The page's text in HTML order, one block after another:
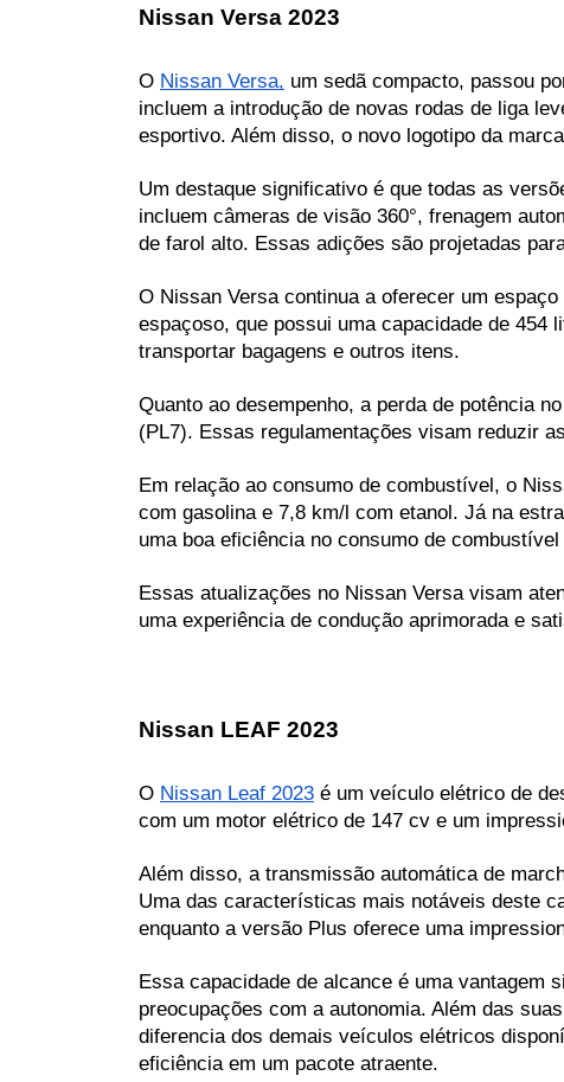
Nissan Versa 2023
O Nissan Versa, um sedã compacto, passou
incluem a introdução de novas rodas de liga
esportivo. Além disso, o novo logotipo da
Um destaque significativo é que todas as
incluem câmeras de visão 360°, frenagem
de farol alto. Essas adições são projetadas
O Nissan Versa continua a oferecer um
espaçoso, que possui uma capacidade de
transportar bagagens e outros itens.
Quanto ao desempenho, a perda de potência
(PL7). Essas regulamentações visam reduzir
Em relação ao consumo de combustível, o
com gasolina e 7,8 km/l com etanol. Já na
uma boa eficiência no consumo de
Essas atualizações no Nissan Versa visam
uma experiência de condução aprimorada e
Nissan LEAF 2023
O Nissan Leaf 2023 é um veículo elétrico de
com um motor elétrico de 147 cv e um
Além disso, a transmissão automática de
Uma das características mais notáveis deste
enquanto a versão Plus oferece uma
Essa capacidade de alcance é uma vantagem
preocupações com a autonomia. Além das
diferencia dos demais veículos elétricos
eficiência em um pacote atraente.